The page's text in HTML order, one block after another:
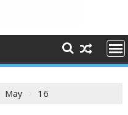
May 16